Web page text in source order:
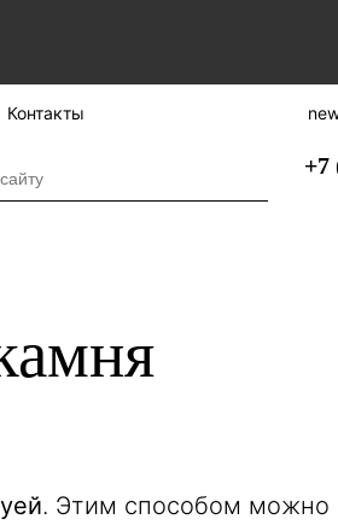
Контакты
+7
. Этим способом можно